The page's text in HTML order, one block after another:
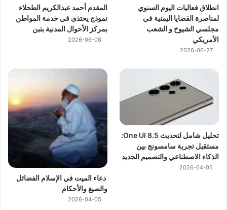
انطلاق فعاليات اليوم السنوي
لمناصرة القضايا اليمنية في
مجلسي الشيوخ و الشعب
الأمريكي
2026-06-27
المقدم أحمد عبدالكريم الطحلاء
نموذج يحتذى في خدمة المواطن
بمركز الأحوال المدنية بتبن
2026-06-08
تحليل شامل لتحديث One UI 8.5:
مستقبل تجربة سامسونج بين
الذكاء الاصطناعي والتصميم الجديد
2026-04-05
دعاء الميت في الإسلام الفضائل
والصيغ والأحكام
2026-04-05